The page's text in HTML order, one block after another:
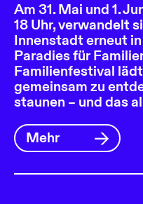
Am 31. Mai und 1.
18 Uhr, verwandelt
Innenstadt erneut
Paradies für
Familienfestival
gemeinsam zu
staunen – und das
Mehr